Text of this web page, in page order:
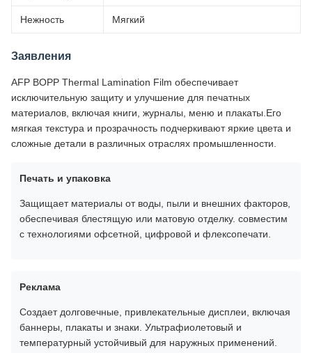
Нежность Мягкий
Заявления
AFP BOPP Thermal Lamination Film обеспечивает
исключительную защиту и улучшение для печатных
материалов, включая книги, журналы, меню и плакаты.Его
мягкая текстура и прозрачность подчеркивают яркие цвета и
сложные детали в различных отраслях промышленности.
Печать и упаковка
Защищает материалы от воды, пыли и внешних факторов,
обеспечивая блестящую или матовую отделку. совместим
с технологиями офсетной, цифровой и флексопечати.
Реклама
Создает долговечные, привлекательные дисплеи, включая
баннеры, плакаты и знаки. Ультрафиолетовый и
температурный устойчивый для наружных применений.